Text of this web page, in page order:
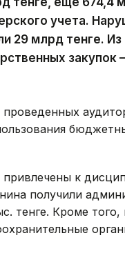
учета.
29 млрд тенге.
к
получили
тенге. Кроме того,